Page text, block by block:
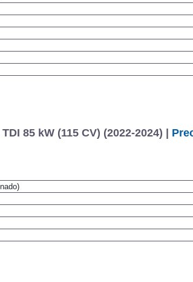
85 kW (115 CV) (2022-2024) |